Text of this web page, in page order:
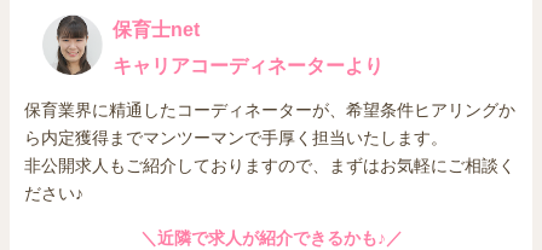
保育士net
キャリアコーディネーターより
保育業界に精通したコーディネーターが、希望条件ヒアリングか
ら内定獲得までマンツーマンで手厚く担当いたします。
非公開求人もご紹介しておりますので、まずはお気軽にご相談く
ださい♪
＼近隣で求人が紹介できるかも♪／